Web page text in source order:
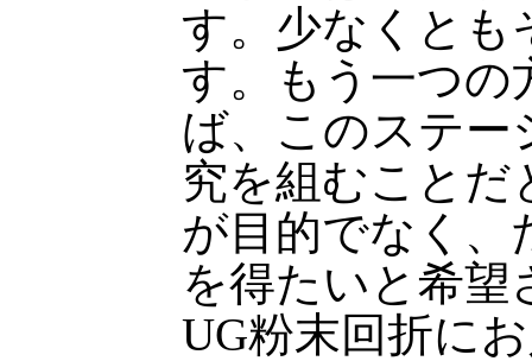
す。少なくとも
す。もう一つの
ば、このステー
究を組むことだ
が目的でなく、
を得たいと希望
UG粉末回折に